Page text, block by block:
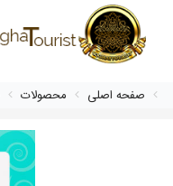
صفحه اصلی
محصولات